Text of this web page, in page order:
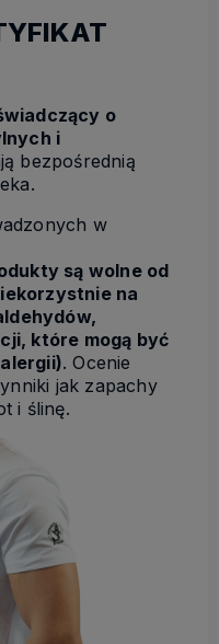
o
i
bezpośrednią
w
są wolne od
na
które mogą być
. Ocenie
jak zapachy
i ślinę.